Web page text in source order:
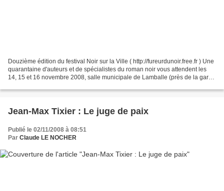
Douzième édition du festival Noir sur la Ville ( http://fureurdunoir.free.fr ) Une
quarantaine d'auteurs et de spécialistes du roman noir vous attendent les
14, 15 et 16 novembre 2008, salle municipale de Lamballe (près de la gare -
Jean-Max Tixier : Le juge de paix
Publié le 02/11/2008 à 08:51
Par Claude LE NOCHER